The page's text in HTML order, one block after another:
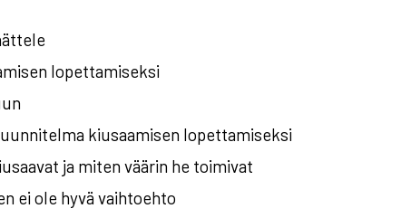
lopettamiseksi
kiusaamisen lopettamiseksi
ja miten väärin he toimivat
ei ole hyvä vaihtoehto